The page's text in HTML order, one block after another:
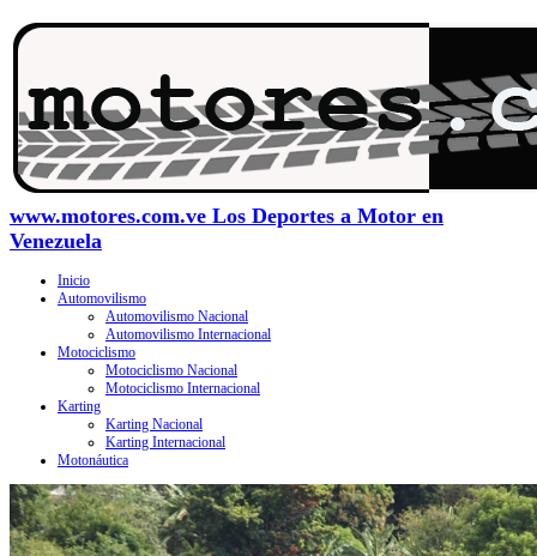
www.motores.com.ve Los Deportes a Motor en
Venezuela
Inicio
Automovilismo
Automovilismo Nacional
Automovilismo Internacional
Motociclismo
Motociclismo Nacional
Motociclismo Internacional
Karting
Karting Nacional
Karting Internacional
Motonáutica